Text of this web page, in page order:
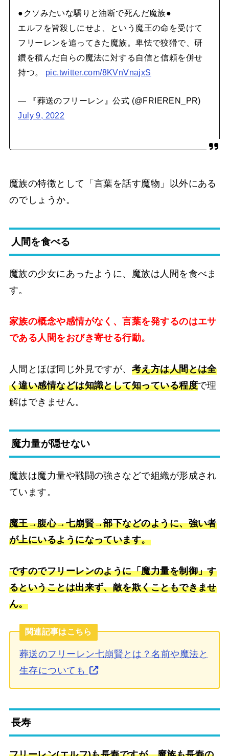
●クソみたいな驕りと油断で死んだ魔族●
エルフを皆殺しにせよ、という魔王の命を受けて
フリーレンを追ってきた魔族。卑怯で狡猾で、研
鑽を積んだ自らの魔法に対する自信と信頼を併せ
持つ。 pic.twitter.com/8KVnVnajxS
— 『葬送のフリーレン』公式 (@FRIEREN_PR)
July 9, 2022
魔族の特徴として「言葉を話す魔物」以外にある
のでしょうか。
人間を食べる
魔族の少女にあったように、魔族は人間を食べま
す。
家族の概念や感情がなく、言葉を発するのはエサ
である人間をおびき寄せる行動。
人間とほぼ同じ外見ですが、 考え方は人間とは全
く違い感情などは知識として知っている程度で理
解はできません。
魔力量が隠せない
魔族は魔力量や戦闘の強さなどで組織が形成され
ています。
魔王→腹心→七崩賢→部下などのように、強い者
が上にいるようになっています。
ですのでフリーレンのように「魔力量を制御」す
るということは出来ず、敵を欺くこともできませ
ん。
関連記事はこちら
葬送のフリーレン七崩賢とは？名前や魔法と
生存についても
長寿